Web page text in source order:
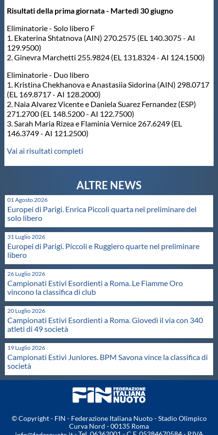
Protezione Civile
Qualità
Privacy
Cookie Policy
Archivio News
Galleria fotografica
Videogallery
Intranet
Webmail
Contatti
Mappa del sito
Risultati della prima giornata - Martedì 30 giugno
Eliminatorie - Solo libero F
1. Ekaterina Shtatnova (AIN) 270.2575 (EL 140.3075 - AI
129.9500)
2. Ginevra Marchetti 255.9824 (EL 131.8324 - AI 124.1500)
Eliminatorie - Duo libero
1. Kristina Chekhanova e Anastasiia Sidorina (AIN) 298.0717
(EL 169.8717 - AI 128.2000)
2. Naia Alvarez Vicente e Daniela Suarez Fernandez (ESP)
271.2700 (EL 148.5200 - AI 122.7500)
3. Sarah Maria Rizea e Flaminia Vernice 267.6249 (EL
146.3749 - AI 121.2500)
Vai ai risultati completi
01 Agosto 2026
Europei di Parigi. Enrica Piccoli quarta nel preliminare del
solo libero
31 Luglio 2026
Europei di Parigi. Piccoli e Ruggiero quarte nel preliminare
libero
26 Luglio 2026
Campionati Estivi Esordienti a Roma. Le Fiamme Oro
vincono la classifica di club
20 Luglio 2026
Campionati Estivi Esordienti a Roma. Giovedì il via con 340
atleti di 49 società
19 Luglio 2026
Campionati Estivi Juniores. BPM Savona vince la classifica di
società
© Copyright - FIN - Federazione Italiana Nuoto - Stadio Olimpico
Curva Nord - 00135 Roma